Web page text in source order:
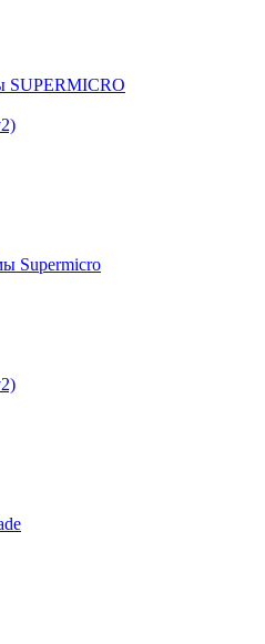
SUPERMICRO
Supermicro